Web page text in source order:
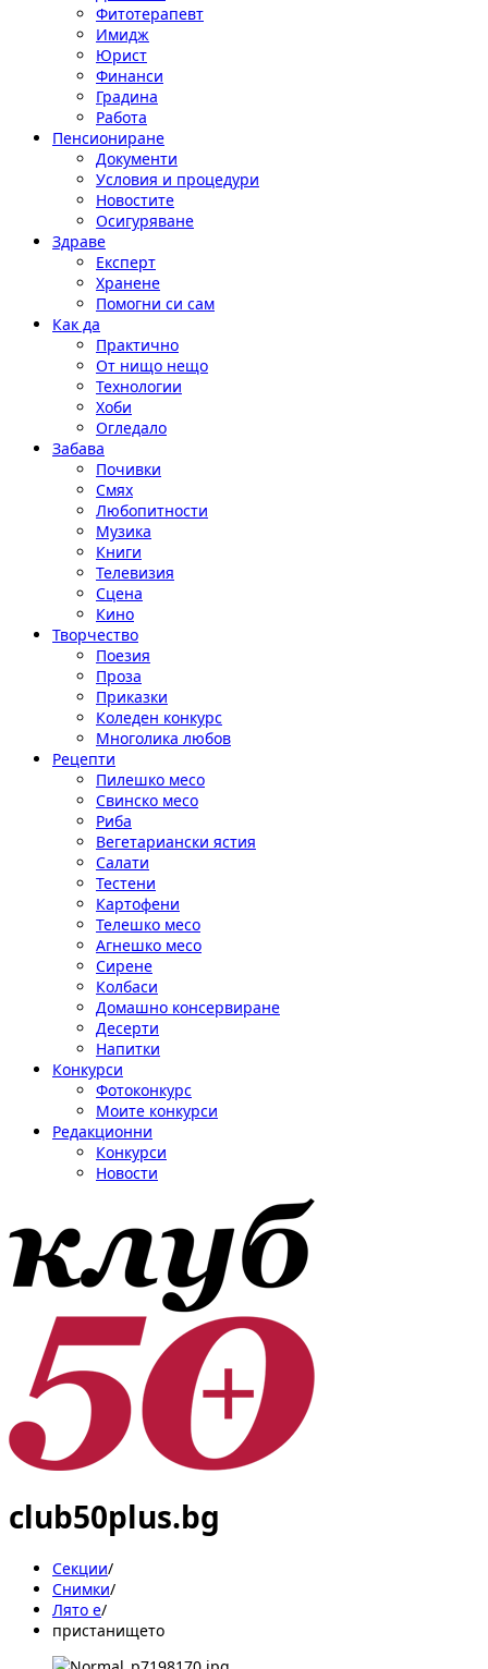
Фитотерапевт
Имидж
Юрист
Финанси
Градина
Работа
Пенсиониране
Документи
Условия и процедури
Новостите
Осигуряване
Здраве
Експерт
Хранене
Помогни си сам
Как да
Практично
От нищо нещо
Технологии
Хоби
Огледало
Забава
Почивки
Смях
Любопитности
Музика
Книги
Телевизия
Сцена
Кино
Творчество
Поезия
Проза
Приказки
Коледен конкурс
Многолика любов
Рецепти
Пилешко месо
Свинско месо
Риба
Вегетариански ястия
Салати
Тестени
Картофени
Телешко месо
Агнешко месо
Сирене
Колбаси
Домашно консервиране
Десерти
Напитки
Конкурси
Фотоконкурс
Моите конкурси
Редакционни
Конкурси
Новости
club50plus.bg
Секции/
Снимки/
Лято е/
пристанището